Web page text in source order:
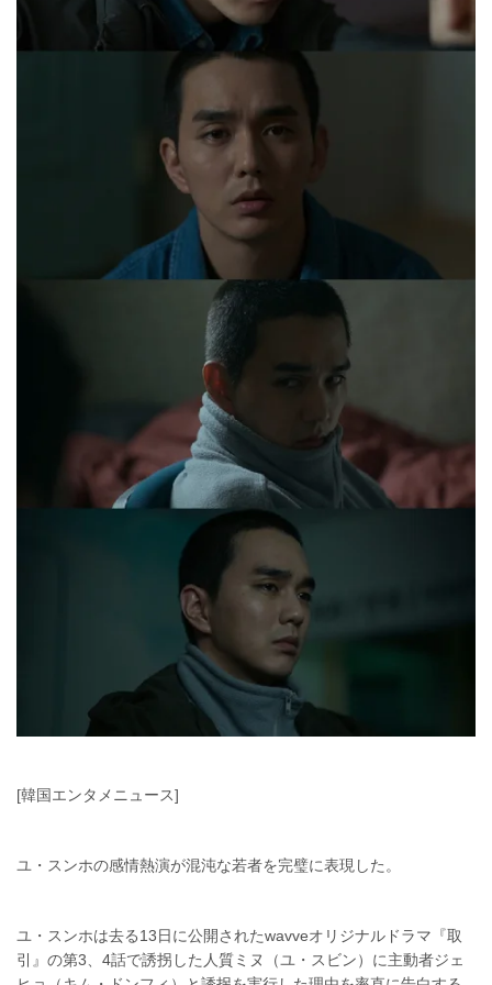
[韓国エンタメニュース]
ユ・スンホの感情熱演が混沌な若者を完璧に表現した。
ユ・スンホは去る13日に公開されたwavveオリジナルドラマ『取
引』の第3、4話で誘拐した人質ミヌ（ユ・スビン）に主動者ジェ